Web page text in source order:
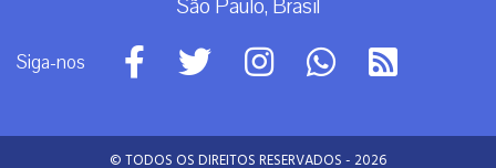
São Paulo, Brasil
Siga-nos
© TODOS OS DIREITOS RESERVADOS - 2026